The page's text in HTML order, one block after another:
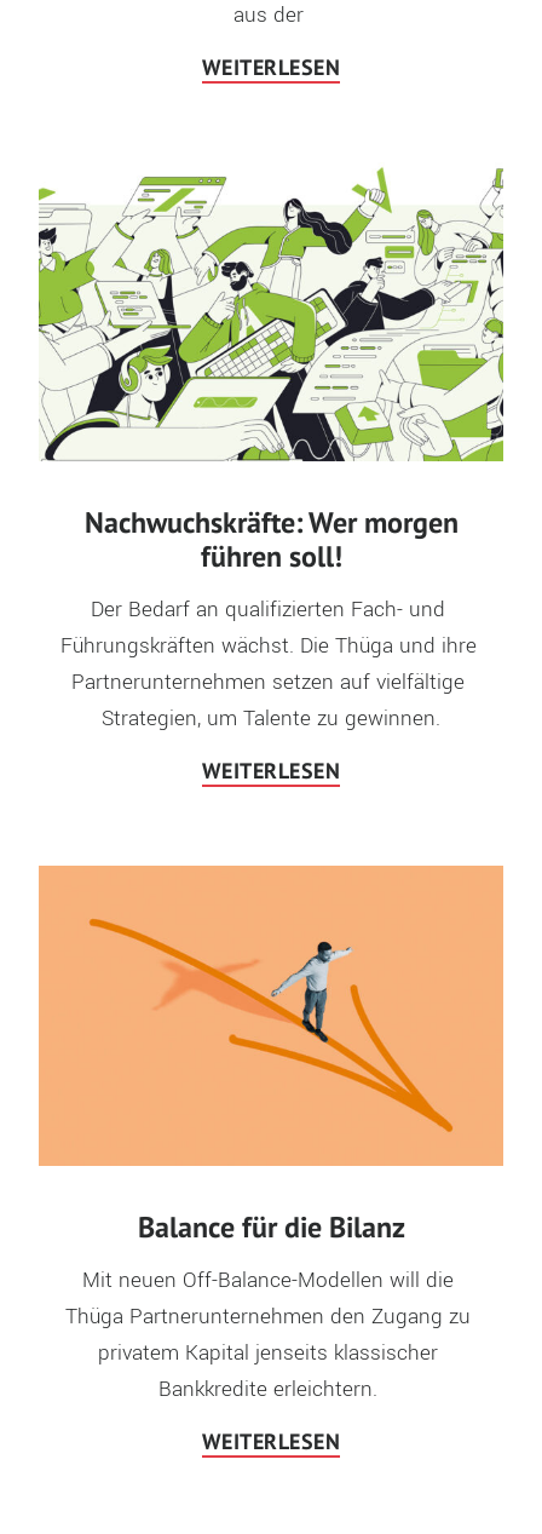
aus der
WEITERLESEN
Nachwuchskräfte: Wer morgen
führen soll!
Der Bedarf an qualifizierten Fach- und
Führungskräften wächst. Die Thüga und ihre
Partnerunternehmen setzen auf vielfältige
Strategien, um Talente zu gewinnen.
WEITERLESEN
Balance für die Bilanz
Mit neuen Off-Balance-Modellen will die
Thüga Partnerunternehmen den Zugang zu
privatem Kapital jenseits klassischer
WEITERLESEN